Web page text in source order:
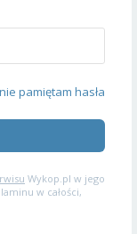
nie pamiętam hasła
Wykop.pl w jego
w całości,